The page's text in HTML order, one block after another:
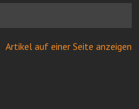
Artikel auf einer Seite anzeigen